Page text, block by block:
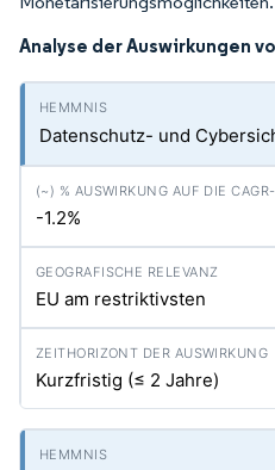
Analyse der Auswirkungen
Datenschutz- und
-1.2%
EU am restriktivsten
Kurzfristig (≤ 2 Jahre)